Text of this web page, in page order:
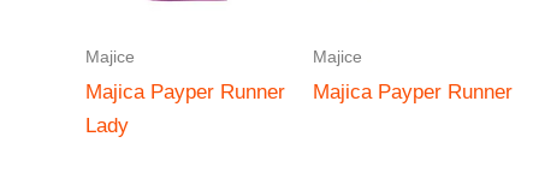
Majice
Majica Payper Runner
Lady
Majice
Majica Payper Runner